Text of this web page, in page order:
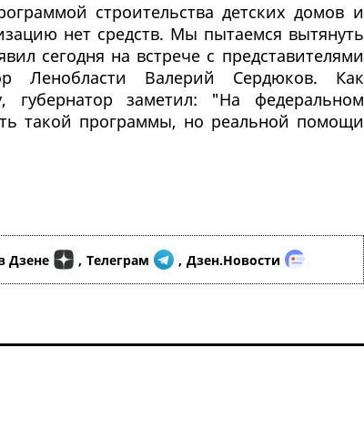
строительства детских домов и
нет средств. Мы пытаемся вытянуть
сегодня на встрече с представителями
Ленобласти Валерий Сердюков. Как
губернатор заметил: "На федеральном
такой программы, но реальной помощи
Дзене , Телеграм , Дзен.Новости